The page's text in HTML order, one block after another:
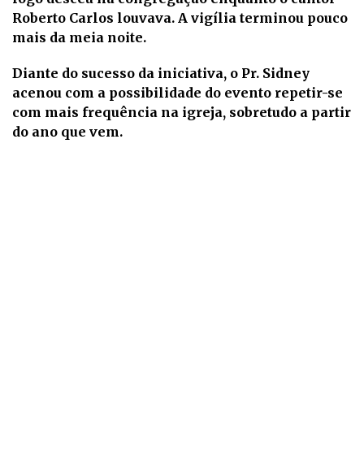
Roberto Carlos louvava. A vigília terminou pouco
mais da meia noite.
Diante do sucesso da iniciativa, o Pr. Sidney
acenou com a possibilidade do evento repetir-se
com mais frequência na igreja, sobretudo a partir
do ano que vem.